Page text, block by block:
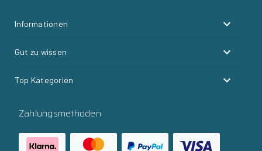
Informationen
Gut zu wissen
Top Kategorien
Zahlungsmethoden